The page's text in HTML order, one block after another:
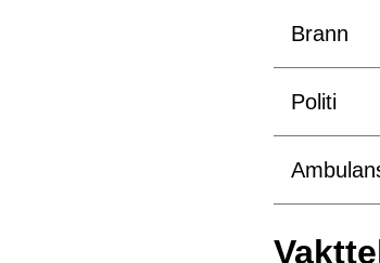
Brann
Politi